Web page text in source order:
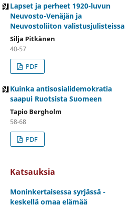
Lapset ja perheet 1920-luvun
Neuvosto-Venäjän ja
Neuvostoliiton valistusjulisteissa
Silja Pitkänen
40-57
PDF
Kuinka antisosialidemokratia
saapui Ruotsista Suomeen
Tapio Bergholm
58-68
PDF
Katsauksia
Moninkertaisessa syrjässä -
keskellä omaa elämää